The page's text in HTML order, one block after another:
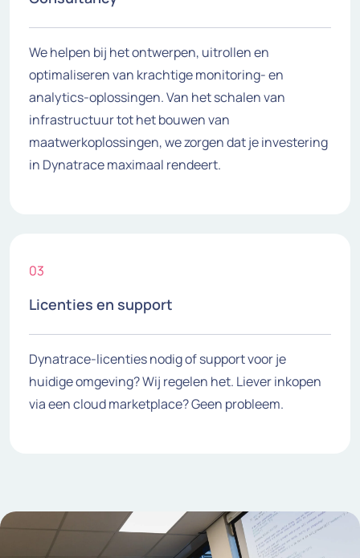
We helpen bij het ontwerpen, uitrollen en
optimaliseren van krachtige monitoring- en
analytics-oplossingen. Van het schalen van
infrastructuur tot het bouwen van
maatwerkoplossingen, we zorgen dat je investering
in Dynatrace maximaal rendeert.
03
Licenties en support
Dynatrace-licenties nodig of support voor je
huidige omgeving? Wij regelen het. Liever inkopen
via een cloud marketplace? Geen probleem.